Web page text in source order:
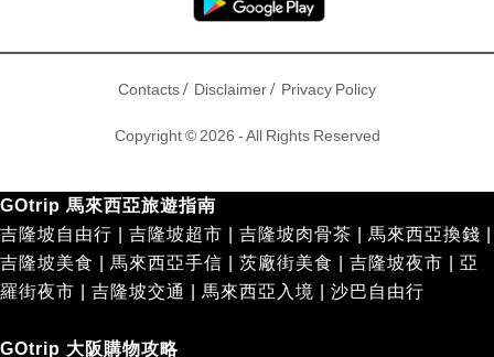
Contacts/ Disclaimer/ Privacy Policy
Copyright © 2026 - All Rights Reserved
GOtrip 馬來西亞旅遊指南
吉隆坡自由行
吉隆坡超市 吉隆坡肉骨茶 馬來西亞換錢
吉隆坡美食
馬來西亞手信 茨廠街美食 吉隆坡夜市
亞
羅街夜市
吉隆坡交通 馬來西亞入境 沙巴自由行
GOtrip 大阪購物攻略